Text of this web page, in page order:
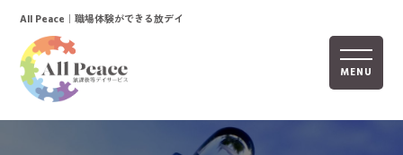
MENU
ホーム
All Peace ｜職場体験ができる放デイ